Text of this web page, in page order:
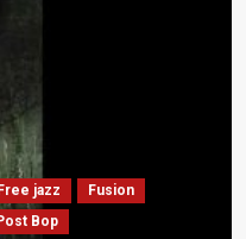
jazz
Fusion
Bop